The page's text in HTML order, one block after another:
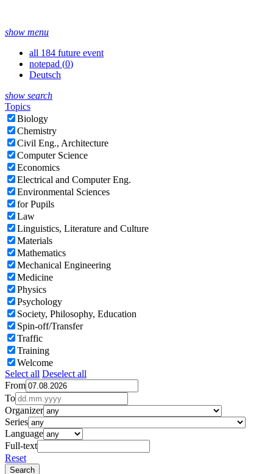
show menu
all 184 future event
notepad (0)
Deutsch
show search
Topics
Biology
Chemistry
Civil Eng., Architecture
Computer Science
Economics
Electrical and Computer Eng.
Environmental Sciences
for Pupils
Law
Linguistics, Literature and Culture
Materials
Mathematics
Mechanical Engineering
Medicine
Physics
Psychology
Society, Philosophy, Education
Spin-off/Transfer
Traffic
Training
Welcome
Select all Deselect all
From
To
Organizer
Series
Language
Full-text
Reset